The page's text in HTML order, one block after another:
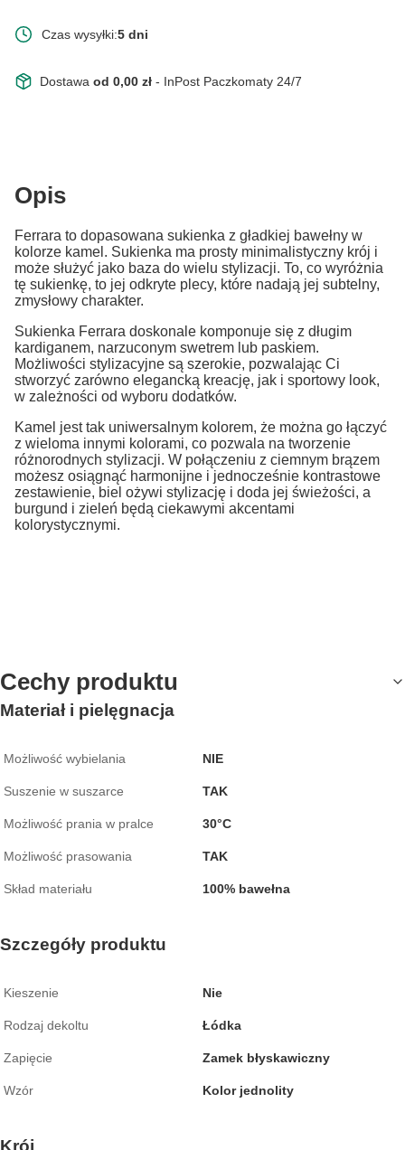
Czas wysyłki:5 dni
Dostawa od 0,00 zł - InPost Paczkomaty 24/7
Opis
Ferrara to dopasowana sukienka z gładkiej bawełny w
kolorze kamel. Sukienka ma prosty minimalistyczny krój i
może służyć jako baza do wielu stylizacji. To, co wyróżnia
tę sukienkę, to jej odkryte plecy, które nadają jej subtelny,
zmysłowy charakter.
Sukienka Ferrara doskonale komponuje się z długim
kardiganem, narzuconym swetrem lub paskiem.
Możliwości stylizacyjne są szerokie, pozwalając Ci
stworzyć zarówno elegancką kreację, jak i sportowy look,
w zależności od wyboru dodatków.
Kamel jest tak uniwersalnym kolorem, że można go łączyć
z wieloma innymi kolorami, co pozwala na tworzenie
różnorodnych stylizacji. W połączeniu z ciemnym brązem
możesz osiągnąć harmonijne i jednocześnie kontrastowe
zestawienie, biel ożywi stylizację i doda jej świeżości, a
burgund i zieleń będą ciekawymi akcentami
kolorystycznymi.
Cechy produktu
Materiał i pielęgnacja
Możliwość wybielania NIE
Suszenie w suszarce TAK
Możliwość prania w pralce 30°C
Możliwość prasowania TAK
Skład materiału 100% bawełna
Szczegóły produktu
Kieszenie Nie
Rodzaj dekoltu Łódka
Zapięcie Zamek błyskawiczny
Wzór Kolor jednolity
Krój